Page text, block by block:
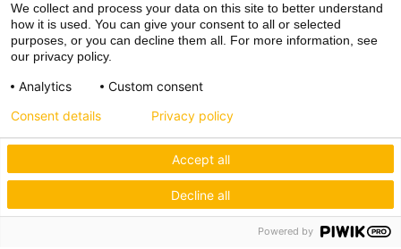
We collect and process your data on this site to better understand
how it is used. You can give your consent to all or selected
purposes, or you can decline them all. For more information, see
our privacy policy.
Analytics Custom consent
Accept all
Decline all
Consent details Privacy policy
Powered by